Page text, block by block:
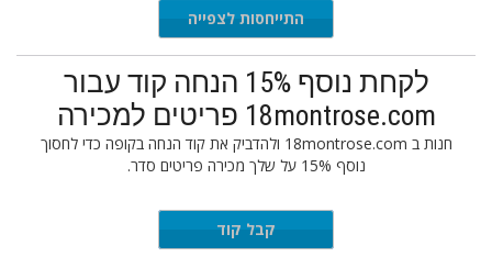
התייחסות לצפייה
לקחת נוסף 15% הנחה קוד עבור
18montrose.com פריטים למכירה
חנות ב 18montrose.com ולהדביק את קוד הנחה בקופה כדי לחסוך
נוסף 15% על שלך מכירה פריטים סדר.
EXTRA15קבל קוד